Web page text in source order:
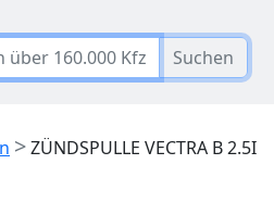
Suchen
>ZÜNDSPULLE VECTRA B 2.5I